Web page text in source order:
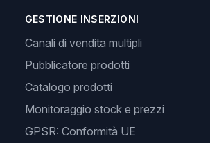
GESTIONE INSERZIONI
Canali di vendita multipli
Pubblicatore prodotti
Catalogo prodotti
Monitoraggio stock e prezzi
GPSR: Conformità UE